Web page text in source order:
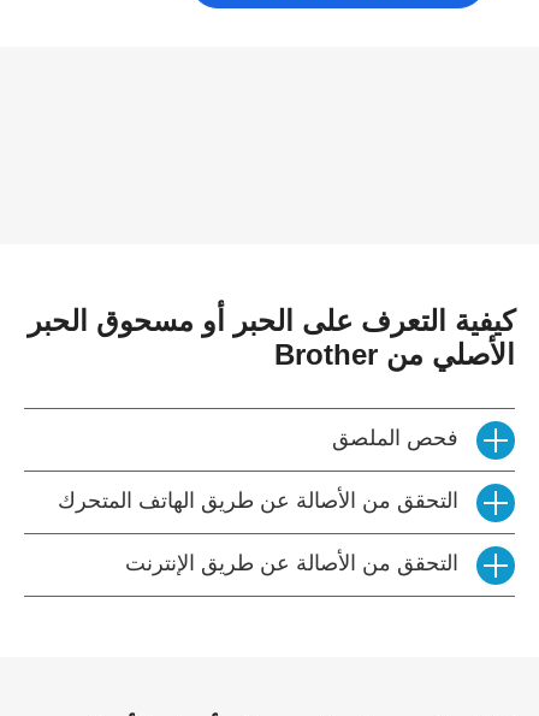
كيفية التعرف على الحبر أو مسحوق الحبر
الأصلي من Brother
فحص الملصق
التحقق من الأصالة عن طريق الهاتف المتحرك
التحقق من الأصالة عن طريق الإنترنت